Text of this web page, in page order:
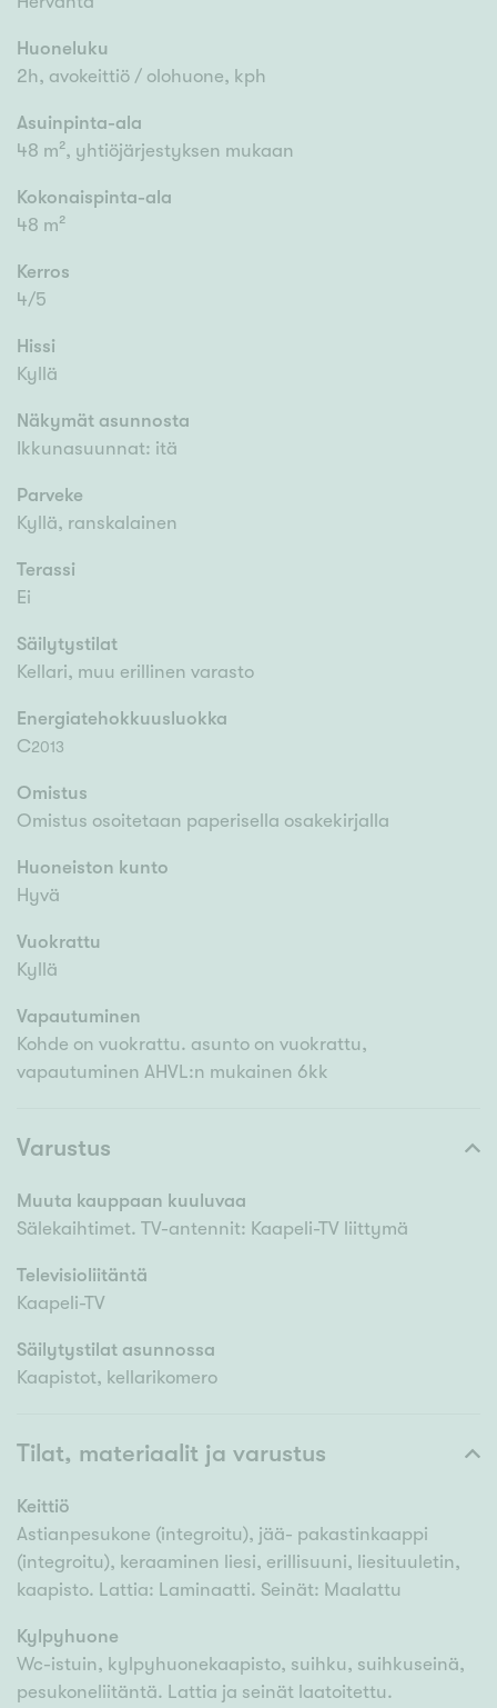
Huoneluku
2h, avokeittiö / olohuone, kph
Asuinpinta-ala
48 m², yhtiöjärjestyksen mukaan
Kokonaispinta-ala
48 m²
Kerros
4/5
Hissi
Kyllä
Näkymät asunnosta
Ikkunasuunnat: itä
Parveke
Kyllä, ranskalainen
Terassi
Ei
Säilytystilat
Kellari, muu erillinen varasto
Energiatehokkuusluokka
C2013
Omistus
Omistus osoitetaan paperisella osakekirjalla
Huoneiston kunto
Hyvä
Vuokrattu
Kyllä
Vapautuminen
Kohde on vuokrattu. asunto on vuokrattu,
vapautuminen AHVL:n mukainen 6kk
Varustus
Muuta kauppaan kuuluvaa
Sälekaihtimet. TV-antennit: Kaapeli-TV liittymä
Televisioliitäntä
Kaapeli-TV
Säilytystilat asunnossa
Kaapistot, kellarikomero
Tilat, materiaalit ja varustus
Keittiö
Astianpesukone (integroitu), jää- pakastinkaappi
(integroitu), keraaminen liesi, erillisuuni, liesituuletin,
kaapisto. Lattia: Laminaatti. Seinät: Maalattu
Kylpyhuone
Wc-istuin, kylpyhuonekaapisto, suihku, suihkuseinä,
pesukoneliitäntä. Lattia ja seinät laatoitettu.